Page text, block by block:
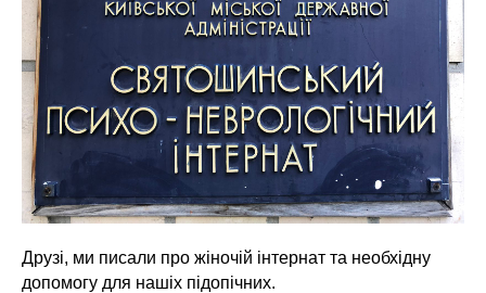
Друзі, ми писали про жіночій інтернат та необхідну
допомогу для нашіх підопічних.